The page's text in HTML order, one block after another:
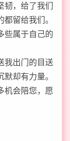
，给了我们
留给我们。
些属于自己的
我出门的目送
却有力量。
机会陪您，愿